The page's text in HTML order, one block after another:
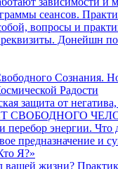
сеансов.
вопросы и
Донейшн
Сознания.
Радости
защита от
СВОБОДНОГО
перебор энергии. Что
предназначение и
Я?»
вашей жизни?